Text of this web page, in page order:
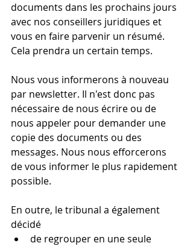
documents dans les prochains jours
avec nos conseillers juridiques et
vous en faire parvenir un résumé.
Cela prendra un certain temps.
Nous vous informerons à nouveau
par newsletter. Il n'est donc pas
nécessaire de nous écrire ou de
nous appeler pour demander une
copie des documents ou des
messages. Nous nous efforcerons
de vous informer le plus rapidement
possible.
En outre, le tribunal a également
décidé
de regrouper en une seule